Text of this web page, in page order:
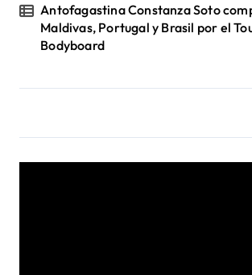
Antofagastina Constanza Soto
Maldivas, Portugal y Brasil por el
Bodyboard